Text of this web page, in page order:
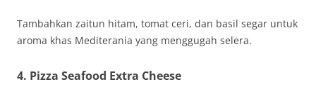
Tambahkan zaitun hitam, tomat ceri, dan basil segar untuk
aroma khas Mediterania yang menggugah selera.
4. Pizza Seafood Extra Cheese